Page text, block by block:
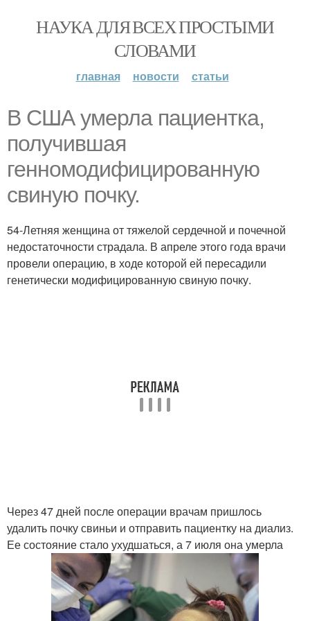
НАУКА ДЛЯ ВСЕХ ПРОСТЫМИ
СЛОВАМИ
главная новости статьи
В США умерла пациентка,
получившая
генномодифицированную
свиную почку.
54-Летняя женщина от тяжелой сердечной и почечной
недостаточности страдала. В апреле этого года врачи
провели операцию, в ходе которой ей пересадили
генетически модифицированную свиную почку.
Через 47 дней после операции врачам пришлось
удалить почку свиньи и отправить пациентку на диализ.
Ее состояние стало ухудшаться, а 7 июля она умерла